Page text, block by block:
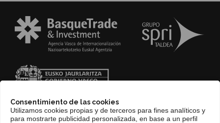
Consentimiento de las cookies
Utilizamos cookies propias y de terceros para fines analíticos y
para mostrarte publicidad personalizada, en base a un perfil